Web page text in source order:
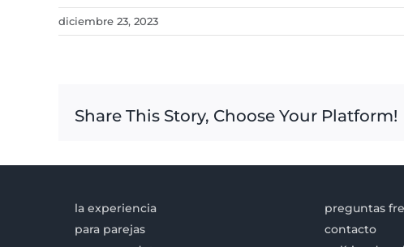
diciembre 23, 2023
Share This Story, Choose Your Platform!
la experiencia
para parejas
preguntas
contacto